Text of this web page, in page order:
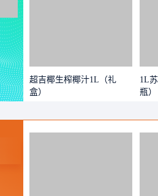
超吉椰生榨椰汁1L（礼
盒）
1L
瓶）